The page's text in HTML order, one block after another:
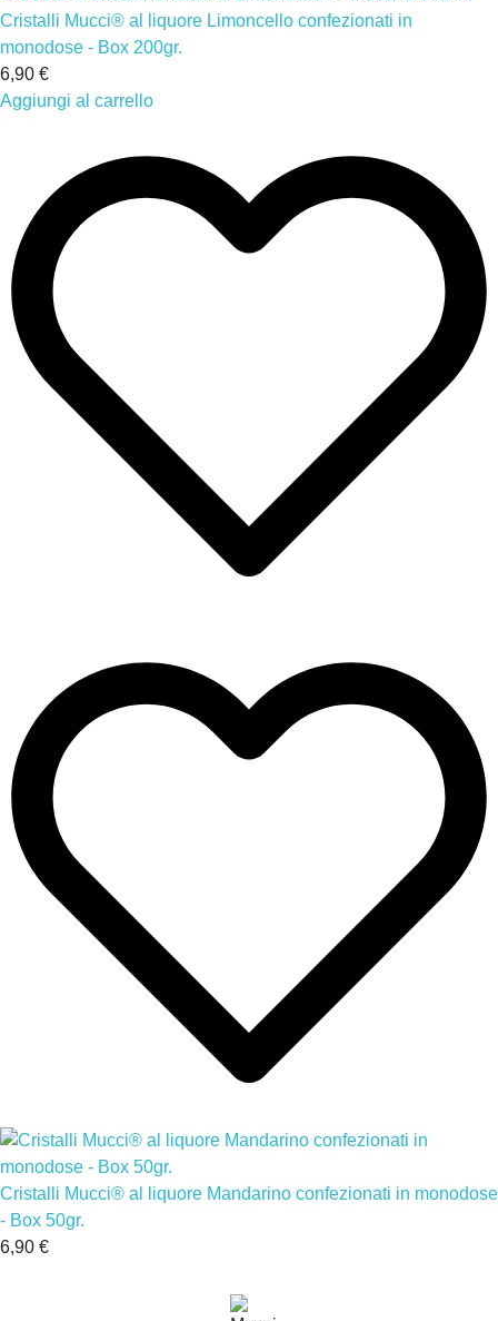
Cristalli Mucci® al liquore Limoncello confezionati in
monodose - Box 200gr.
6,90 €
Aggiungi al carrello
Cristalli Mucci® al liquore Mandarino confezionati in monodose
- Box 50gr.
6,90 €